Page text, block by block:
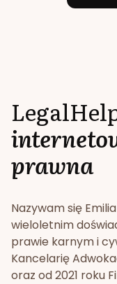
prawna
Nazywam się
wieloletnim
prawie karnym i
Kancelarię
oraz od 2021 roku